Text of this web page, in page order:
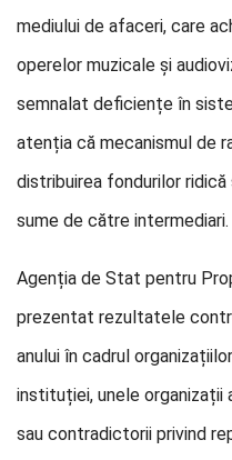
mediului de afaceri, care
operelor muzicale și
semnalat deficiențe în
atenția că mecanismul de
distribuirea fondurilor ridică
sume de către intermediari.
Agenția de Stat pentru
prezentat rezultatele
anului în cadrul
instituției, unele
sau contradictorii privind